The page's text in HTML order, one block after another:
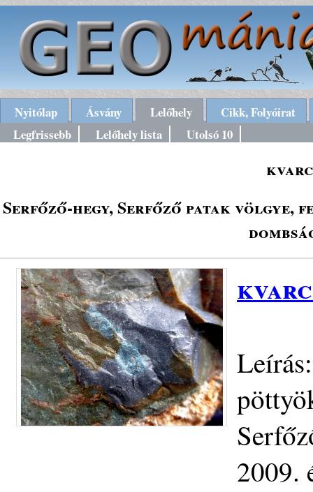
Nyitólap Ásvány Lelőhely
Cikk, Folyóirat
Legfrissebb
Lelőhely lista Utolsó 10
Serfőző-hegy, Serfőző patak völgye,
2009.